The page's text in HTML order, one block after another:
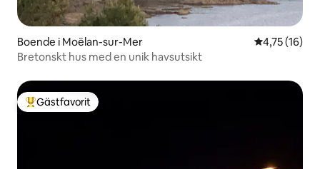
Boende i Moëlan-sur-Mer 4,75 av 5 i
4,75 (16)
Bretonskt hus med en unik havsutsikt
Populär gästfavorit
Gästfavorit